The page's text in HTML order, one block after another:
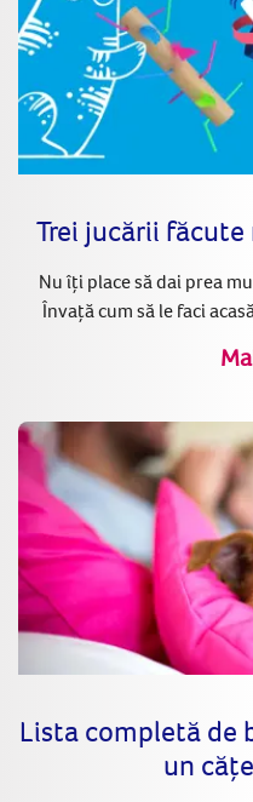
Trei jucării
Nu îți place să dai prea
Învață cum să le faci
Lista completă de
un